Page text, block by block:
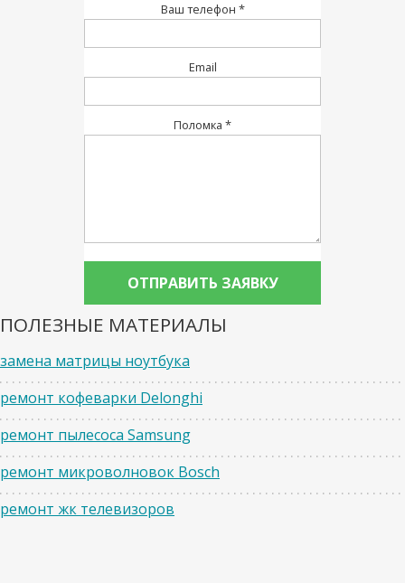
Ваш телефон *
Email
Поломка *
ПОЛЕЗНЫЕ МАТЕРИАЛЫ
замена матрицы ноутбука
ремонт кофеварки Delonghi
ремонт пылесоса Samsung
ремонт микроволновок Bosch
ремонт жк телевизоров